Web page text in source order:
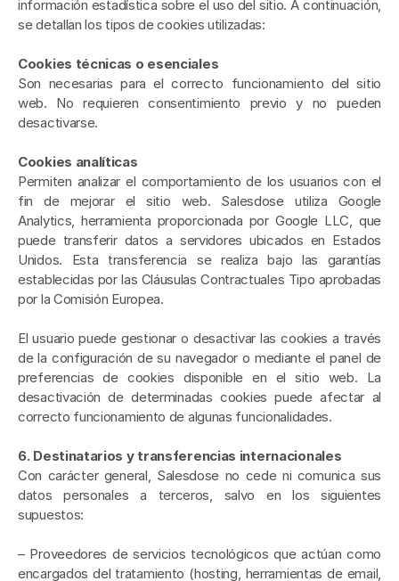
información estadística sobre el uso del sitio. A continuación,
se detallan los tipos de cookies utilizadas:
Cookies técnicas o esenciales
Son necesarias para el correcto funcionamiento del sitio
web. No requieren consentimiento previo y no pueden
desactivarse.
Cookies analíticas
Permiten analizar el comportamiento de los usuarios con el
fin de mejorar el sitio web. Salesdose utiliza Google
Analytics, herramienta proporcionada por Google LLC, que
puede transferir datos a servidores ubicados en Estados
Unidos. Esta transferencia se realiza bajo las garantías
establecidas por las Cláusulas Contractuales Tipo aprobadas
por la Comisión Europea.
El usuario puede gestionar o desactivar las cookies a través
de la configuración de su navegador o mediante el panel de
preferencias de cookies disponible en el sitio web. La
desactivación de determinadas cookies puede afectar al
correcto funcionamiento de algunas funcionalidades.
6. Destinatarios y transferencias internacionales
Con carácter general, Salesdose no cede ni comunica sus
datos personales a terceros, salvo en los siguientes
supuestos:
– Proveedores de servicios tecnológicos que actúan como
encargados del tratamiento (hosting, herramientas de email,